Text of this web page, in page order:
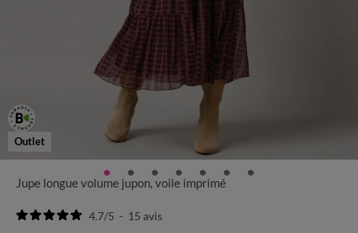
Outlet
Jupe longue volume jupon, voile imprimé
4.7/5 - 15 avis